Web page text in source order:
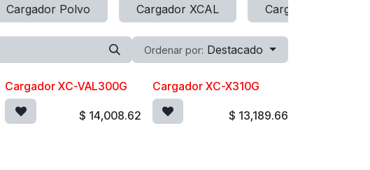
Cargador Polvo Cargador XCAL Cargador con
Ordenar por: Destacado
Cargador XC-VAL300G
$ 14,008.62
Cargador XC-X310G
$ 13,189.66